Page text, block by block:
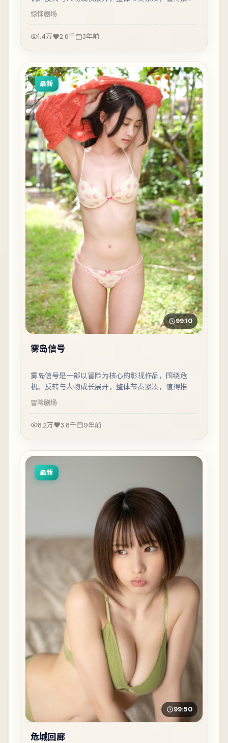
观看。
惊悚剧场
1.4万 2.6千 3年前
最新
99:10
雾岛信号
雾岛信号是一部以冒险为核心的影视作品，围绕危
机、反转与人物成长展开，整体节奏紧凑，值得推荐
观看。
冒险剧场
8.2万 3.8千 9年前
最新
99:50
危城回廊